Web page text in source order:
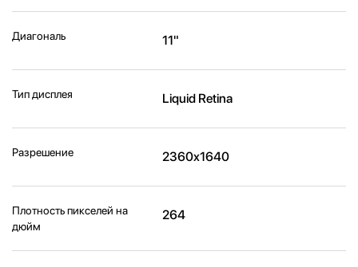
Диагональ 11"
Тип дисплея Liquid Retina
Разрешение 2360x1640
Плотность пикселей на
дюйм
264